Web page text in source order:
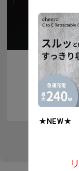
認知症
★NEW★